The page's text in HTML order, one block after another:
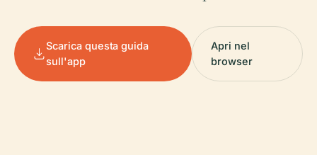
Scarica questa guida
sull'app
Apri nel
browser